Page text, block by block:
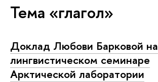
Тема «глагол»
Доклад Любови Барковой на
лингвистическом семинаре
Арктической лаборатории